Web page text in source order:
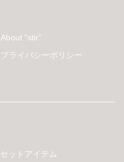
About “stir”
プライバシーポリシー
セットアイテム